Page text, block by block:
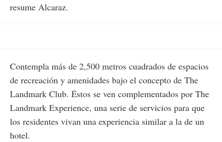
resume Alcaraz.
Contempla más de 2,500 metros cuadrados de espacios
de recreación y amenidades bajo el concepto de The
Landmark Club. Éstos se ven complementados por The
Landmark Experience, una serie de servicios para que
los residentes vivan una experiencia similar a la de un
hotel.